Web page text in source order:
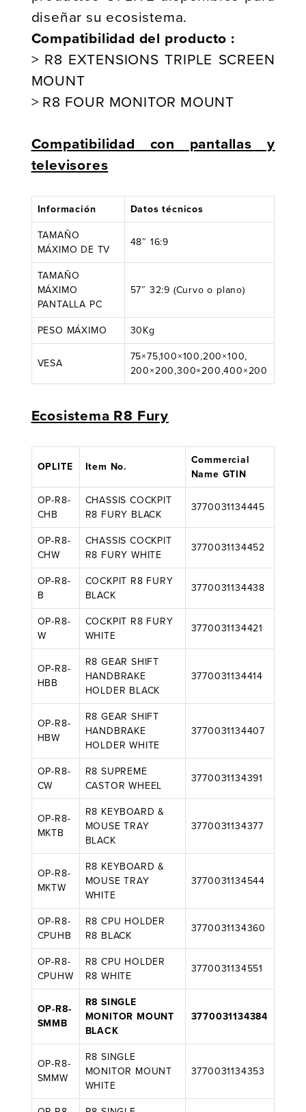
diseñar su ecosistema.
Compatibilidad del producto :
> R8 EXTENSIONS TRIPLE SCREEN
MOUNT
> R8 FOUR MONITOR MOUNT
Compatibilidad con pantallas y
televisores
Información
Datos técnicos
TAMAÑO
MÁXIMO DE TV
48″ 16:9
TAMAÑO
MÁXIMO
PANTALLA PC
57″ 32:9 (Curvo o plano)
PESO MÁXIMO 30Kg
VESA
75×75,100×100,200×100,
200×200,300×200,400×200
Ecosistema R8 Fury
OPLITE Item No.
Commercial
Name GTIN
OP-R8-
CHB
CHASSIS COCKPIT
R8 FURY BLACK
3770031134445
OP-R8-
CHW
CHASSIS COCKPIT
R8 FURY WHITE
3770031134452
OP-R8-
B
COCKPIT R8 FURY
BLACK
3770031134438
OP-R8-
W
COCKPIT R8 FURY
WHITE
3770031134421
OP-R8-
HBB
R8 GEAR SHIFT
HANDBRAKE
HOLDER BLACK
3770031134414
OP-R8-
HBW
R8 GEAR SHIFT
HANDBRAKE
HOLDER WHITE
3770031134407
OP-R8-
CW
R8 SUPREME
CASTOR WHEEL
3770031134391
OP-R8-
MKTB
R8 KEYBOARD &
MOUSE TRAY
BLACK
3770031134377
OP-R8-
MKTW
R8 KEYBOARD &
MOUSE TRAY
WHITE
3770031134544
OP-R8-
CPUHB
R8 CPU HOLDER
R8 BLACK
3770031134360
OP-R8-
CPUHW
R8 CPU HOLDER
R8 WHITE
3770031134551
OP-R8-
SMMB
R8 SINGLE
MONITOR MOUNT
BLACK
3770031134384
OP-R8-
SMMW
R8 SINGLE
MONITOR MOUNT
WHITE
3770031134353